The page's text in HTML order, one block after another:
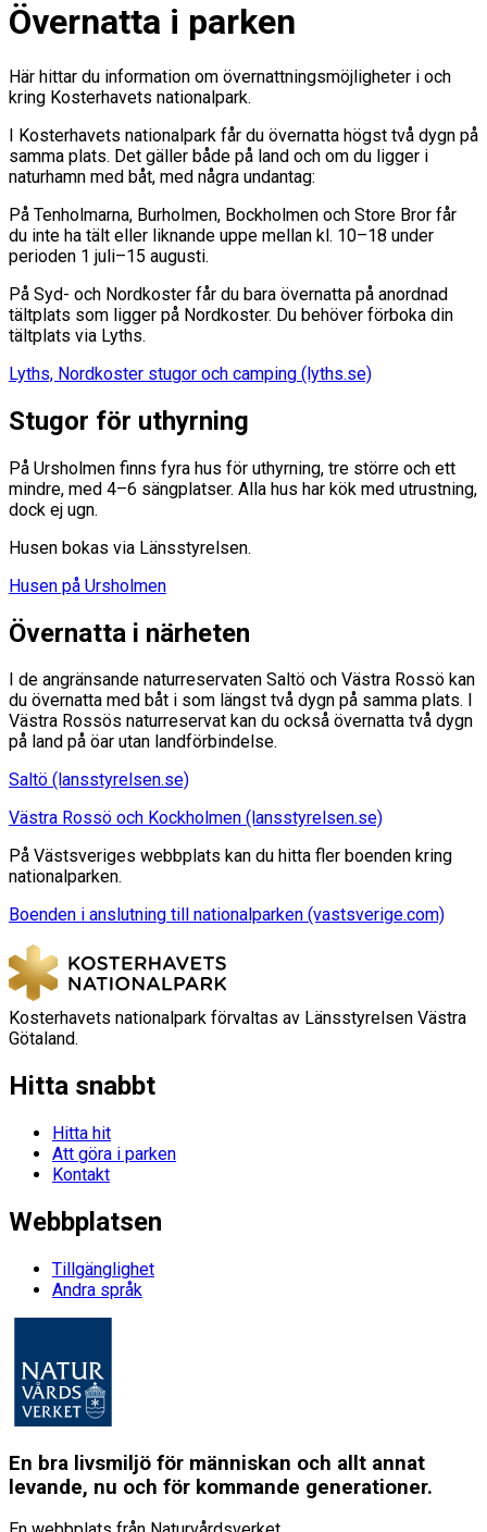
Övernatta i parken
Här hittar du information om övernattningsmöjligheter i och
kring Kosterhavets nationalpark.
I Kosterhavets nationalpark får du övernatta högst två dygn på
samma plats. Det gäller både på land och om du ligger i
naturhamn med båt, med några undantag:
På Tenholmarna, Burholmen, Bockholmen och Store Bror får
du inte ha tält eller liknande uppe mellan kl. 10–18 under
perioden 1 juli–15 augusti.
På Syd- och Nordkoster får du bara övernatta på anordnad
tältplats som ligger på Nordkoster. Du behöver förboka din
tältplats via Lyths.
Lyths, Nordkoster stugor och camping (lyths.se)
Stugor för uthyrning
På Ursholmen finns fyra hus för uthyrning, tre större och ett
mindre, med 4–6 sängplatser. Alla hus har kök med utrustning,
dock ej ugn.
Husen bokas via Länsstyrelsen.
Husen på Ursholmen
Övernatta i närheten
I de angränsande naturreservaten Saltö och Västra Rossö kan
du övernatta med båt i som längst två dygn på samma plats. I
Västra Rossös naturreservat kan du också övernatta två dygn
på land på öar utan landförbindelse.
Saltö (lansstyrelsen.se)
Västra Rossö och Kockholmen (lansstyrelsen.se)
På Västsveriges webbplats kan du hitta fler boenden kring
nationalparken.
Boenden i anslutning till nationalparken (vastsverige.com)
Kosterhavets nationalpark förvaltas av Länsstyrelsen Västra
Götaland.
Hitta snabbt
Hitta hit
Att göra i parken
Kontakt
Webbplatsen
Tillgänglighet
Andra språk
En bra livsmiljö för människan och allt annat
levande, nu och för kommande generationer.